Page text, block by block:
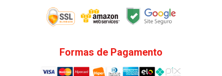
Formas de Pagamento